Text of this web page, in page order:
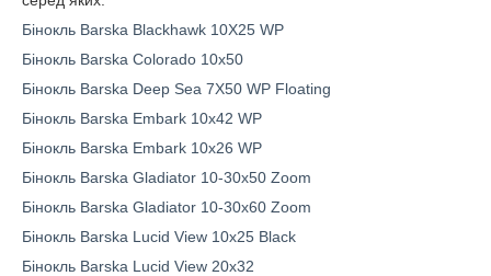
Бінокль Barska Blackhawk 10X25 WP
Бінокль Barska Colorado 10x50
Бінокль Barska Deep Sea 7X50 WP Floating
Бінокль Barska Embark 10x42 WP
Бінокль Barska Embark 10x26 WP
Бінокль Barska Gladiator 10-30x50 Zoom
Бінокль Barska Gladiator 10-30x60 Zoom
Бінокль Barska Lucid View 10x25 Black
Бінокль Barska Lucid View 20x32